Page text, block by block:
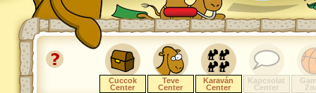
Cuccok
Center
Teve
Center
Karaván
Center
Kapcsolat
Center